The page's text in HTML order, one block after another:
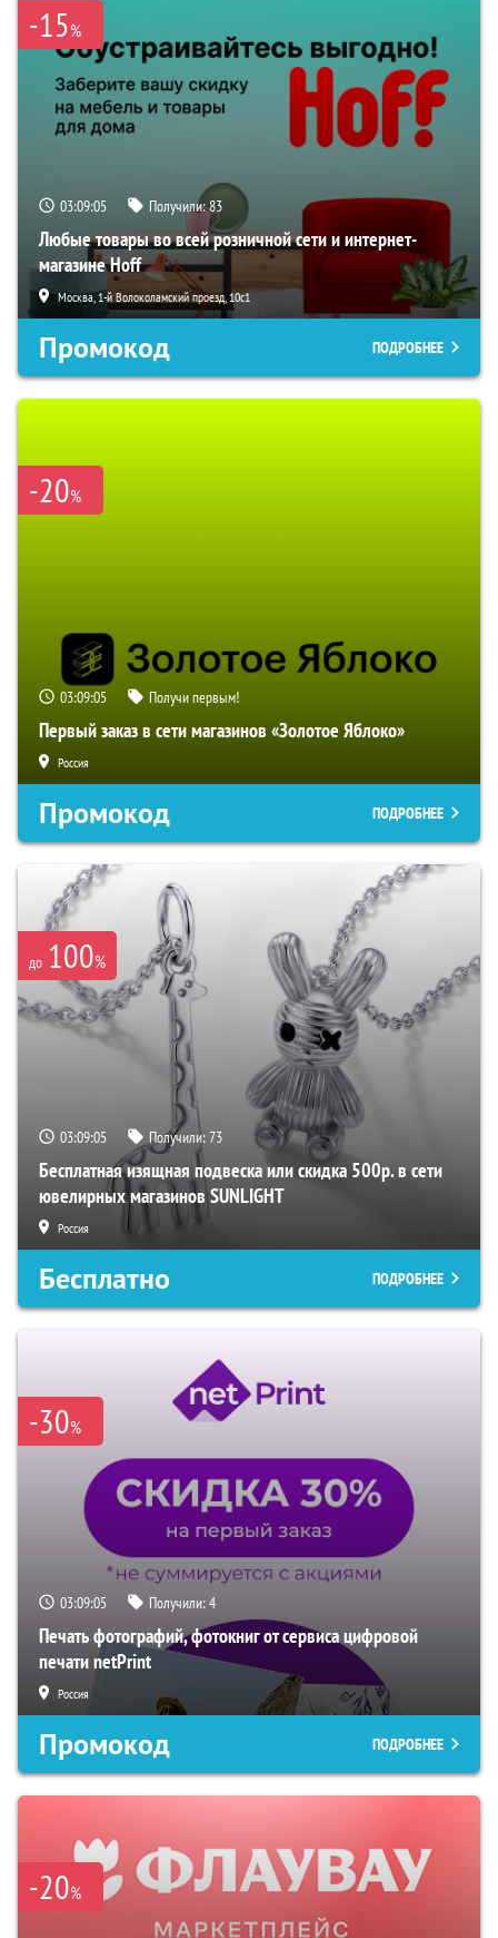
-15%
03:09:04 Получили:83
Любые товары во всей розничной сети и интернет-
магазине Hoff
Москва, 1-й Волоколамский проезд, 10с1
Промокод ПОДРОБНЕЕ
-20%
03:09:04 Получи первым!
Первый заказ в сети магазинов «Золотое Яблоко»
Россия
Промокод ПОДРОБНЕЕ
до 100%
03:09:04 Получили:73
Бесплатная изящная подвеска или скидка 500р. в сети
ювелирных магазинов SUNLIGHT
Россия
Бесплатно ПОДРОБНЕЕ
-30%
03:09:04 Получили:4
Печать фотографий, фотокниг от сервиса цифровой
печати netPrint
Россия
Промокод ПОДРОБНЕЕ
-20%